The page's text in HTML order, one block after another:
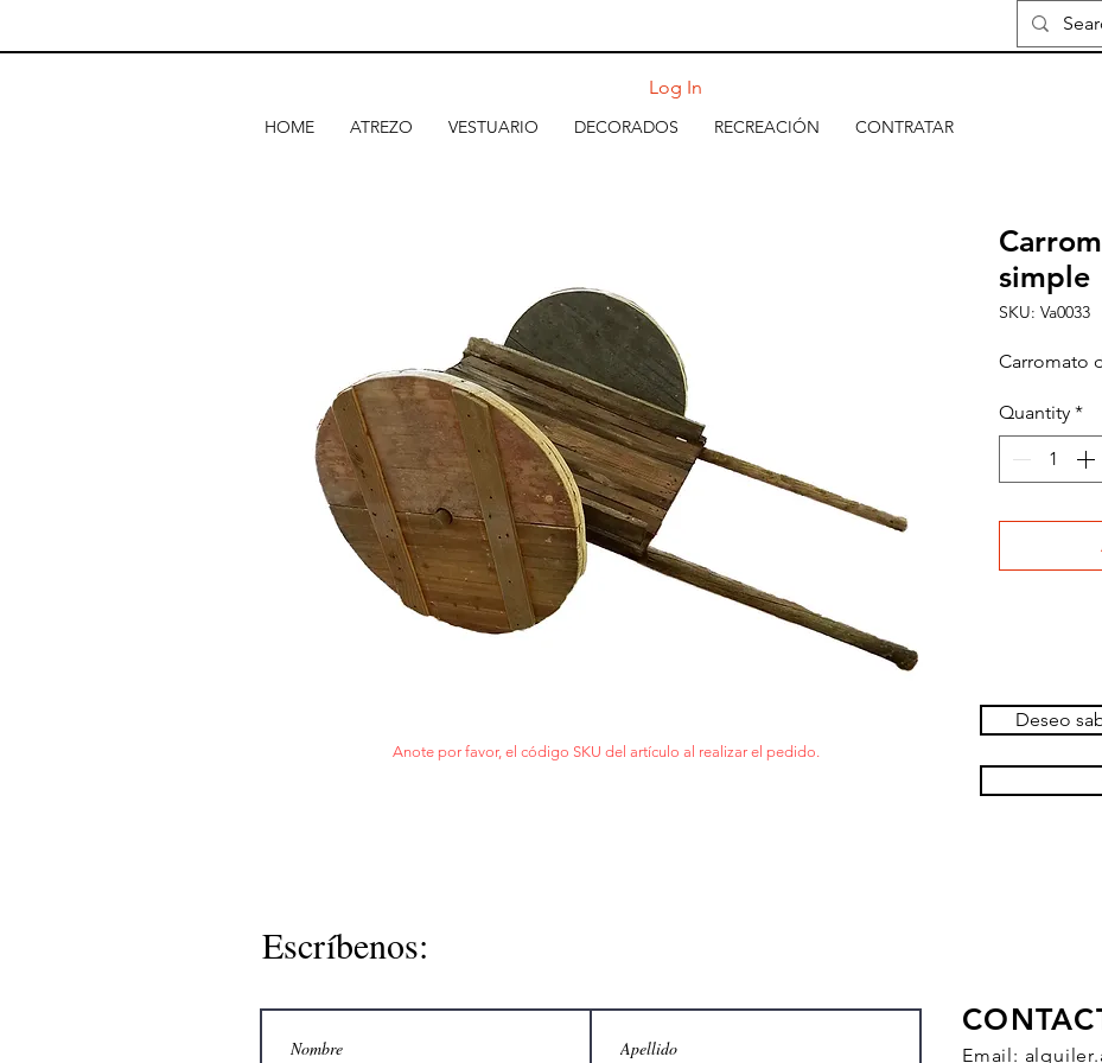
HOME ATREZO VESTUARIO DECORADOS RECREACIÓN CONTRATAR
Log In
simple
SKU: Va0033
Carromato
Quantity *
Deseo
Anote por favor, el código SKU del artículo al realizar el pedido.
Escríbenos:
Email: